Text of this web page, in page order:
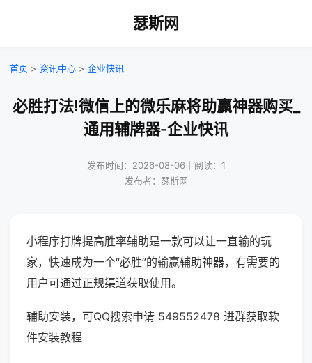
瑟斯网
首页 > 资讯中心 > 企业快讯
必胜打法!微信上的微乐麻将助赢神器购买_
通用辅牌器-企业快讯
发布时间：2026-08-06｜阅读：1
发布者：瑟斯网
小程序打牌提高胜率辅助是一款可以让一直输的玩
家，快速成为一个“必胜”的输赢辅助神器，有需要的
用户可通过正规渠道获取使用。
辅助安装，可QQ搜索申请 549552478 进群获取软
件安装教程